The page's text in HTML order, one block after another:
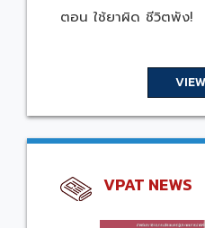
ตอน ใช้ยาผิด ชีวิตพัง!
VPAT NEWS